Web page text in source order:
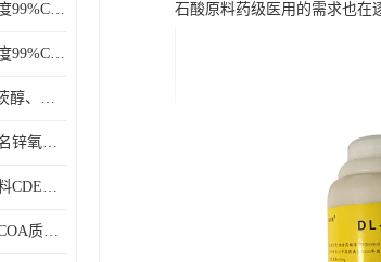
药用级冰醋酸原料纯度99%CDE备案COA质检
医药原料苯扎氯铵纯度99%CDE备案500g/瓶
医药级提取物别名2-莰醇、龙脑1kg/袋
医用级氧化锌辅料别名锌氧粉CDE备案cas1314-13-2
医药用级磷酸氢钙辅料CDE备案CAS7757-93-9
医用级原料白色粉末COA质检同行CAS113-92-8
石酸原料药级医用的需求也在